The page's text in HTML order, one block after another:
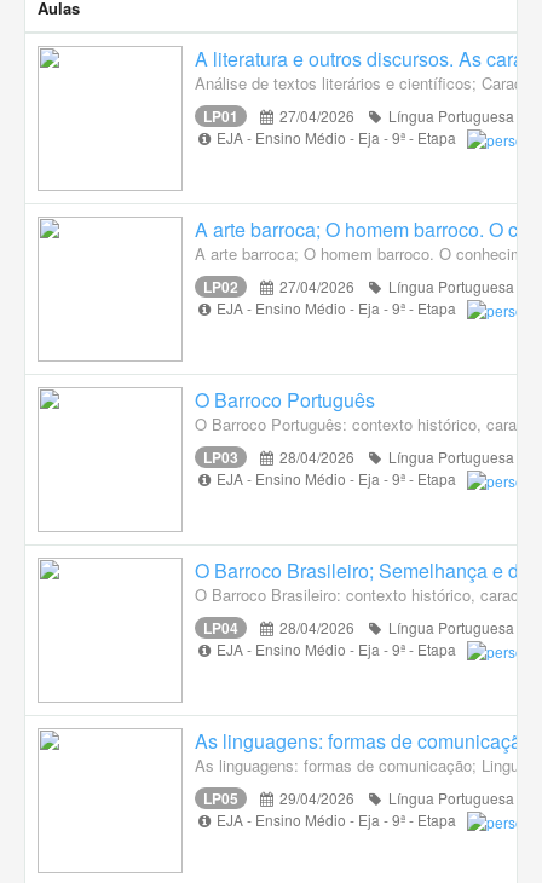
Aulas
A literatura e outros discursos. As
Análise de textos literários e científicos;
LP01 27/04/2026
Língua Portuguesa
EJA - Ensino Médio - Eja - 9ª - Etapa
A arte barroca; O homem barroco. O
A arte barroca; O homem barroco. O
LP02 27/04/2026
Língua Portuguesa
EJA - Ensino Médio - Eja - 9ª - Etapa
O Barroco Português
O Barroco Português: contexto histórico,
LP03 28/04/2026
Língua Portuguesa
EJA - Ensino Médio - Eja - 9ª - Etapa
O Barroco Brasileiro; Semelhança e
O Barroco Brasileiro: contexto histórico,
LP04 28/04/2026
Língua Portuguesa
EJA - Ensino Médio - Eja - 9ª - Etapa
As linguagens: formas de comunicação.
As linguagens: formas de comunicação;
LP05 29/04/2026
Língua Portuguesa
EJA - Ensino Médio - Eja - 9ª - Etapa